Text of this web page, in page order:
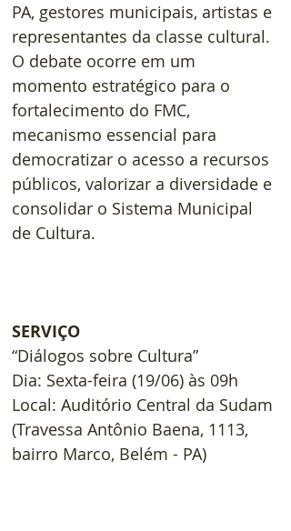
PA, gestores municipais, artistas e
representantes da classe cultural.
O debate ocorre em um
momento estratégico para o
fortalecimento do FMC,
mecanismo essencial para
democratizar o acesso a recursos
públicos, valorizar a diversidade e
consolidar o Sistema Municipal
de Cultura.
SERVIÇO
“Diálogos sobre Cultura”
Dia: Sexta-feira (19/06) às 09h
Local: Auditório Central da Sudam
(Travessa Antônio Baena, 1113,
bairro Marco, Belém - PA)